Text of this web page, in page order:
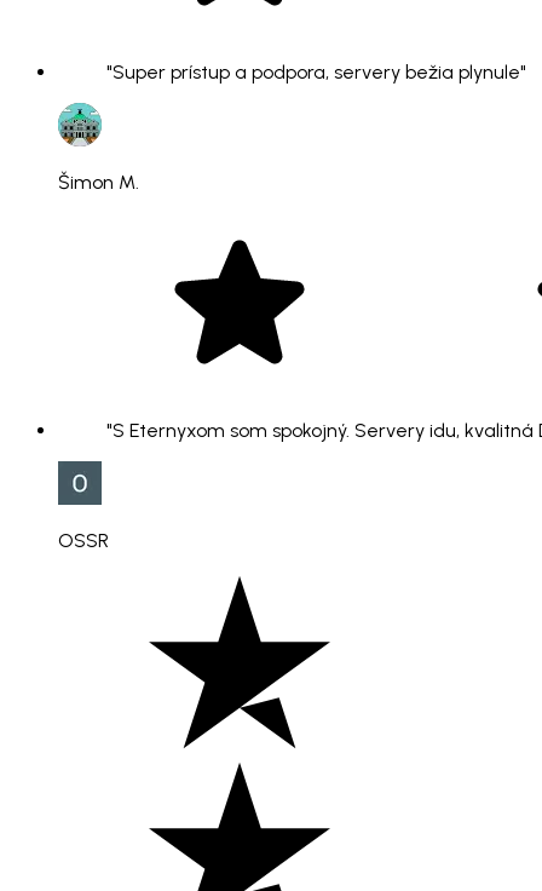
"Super prístup a podpora, servery bežia plynule"
Šimon M.
"S Eternyxom som spokojný. Servery idu,
OSSR